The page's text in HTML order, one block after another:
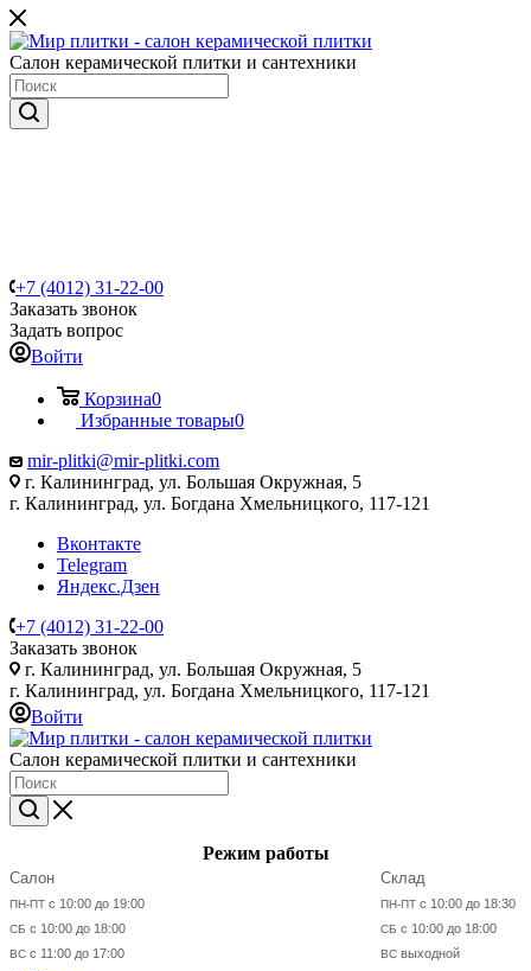
Салон керамической плитки и сантехники
+7 (4012) 31-22-00
Заказать звонок
Задать вопрос
Войти
Корзина0
Избранные товары0
mir-plitki@mir-plitki.com
г. Калининград, ул. Большая Окружная, 5
г. Калининград, ул. Богдана Хмельницкого, 117-121
Вконтакте
Telegram
Яндекс.Дзен
+7 (4012) 31-22-00
Заказать звонок
г. Калининград, ул. Большая Окружная, 5
г. Калининград, ул. Богдана Хмельницкого, 117-121
Войти
Салон керамической плитки и сантехники
Режим работы
Салон
ПН-ПТ с 10:00 до 19:00
СБ с 10:00 до 18:00
ВС с 11:00 до 17:00
Склад
ПН-ПТ с 10:00 до 18:30
СБ с 10:00 до 18:00
ВС выходной